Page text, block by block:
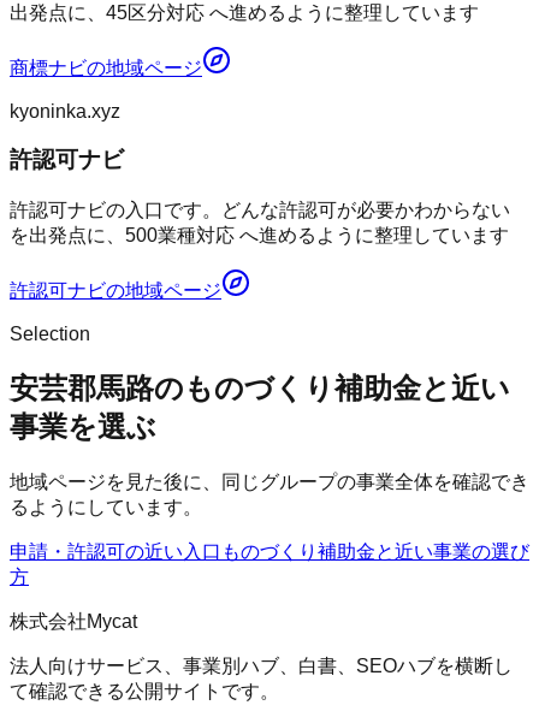
出発点に、45区分対応 へ進めるように整理しています
商標ナビの地域ページ
kyoninka.xyz
許認可ナビ
許認可ナビの入口です。どんな許認可が必要かわからない
を出発点に、500業種対応 へ進めるように整理しています
許認可ナビの地域ページ
Selection
安芸郡馬路のものづくり補助金と近い
事業を選ぶ
地域ページを見た後に、同じグループの事業全体を確認でき
るようにしています。
申請・許認可の近い入口 ものづくり補助金と近い事業の選び
方
株式会社Mycat
法人向けサービス、事業別ハブ、白書、SEOハブを横断し
て確認できる公開サイトです。